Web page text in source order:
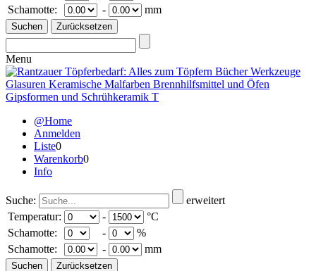
Schamotte:
- mm
Menu
@Home
Anmelden
Liste0
Warenkorb0
Info
Suche:
erweitert
Temperatur:
-
°C
Schamotte:
-
%
Schamotte:
- mm